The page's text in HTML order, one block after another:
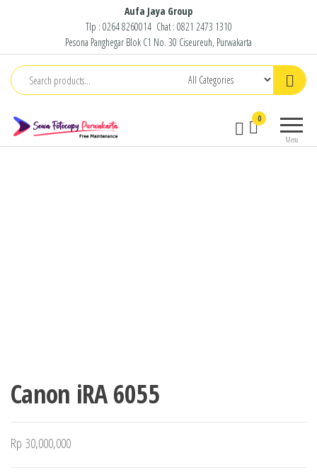
content
Aufa Jaya Group
Tlp : 0264 8260014Chat : 0821 2473 1310
Pesona Panghegar Blok C1 No. 30 Ciseureuh, Purwakarta
Fotocopy Menu
0
Canon iRA 6055
Rp 30,000,000